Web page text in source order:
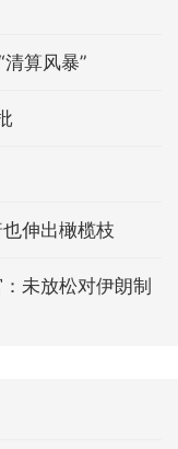
算风暴”
伸出橄榄枝
未放松对伊朗制